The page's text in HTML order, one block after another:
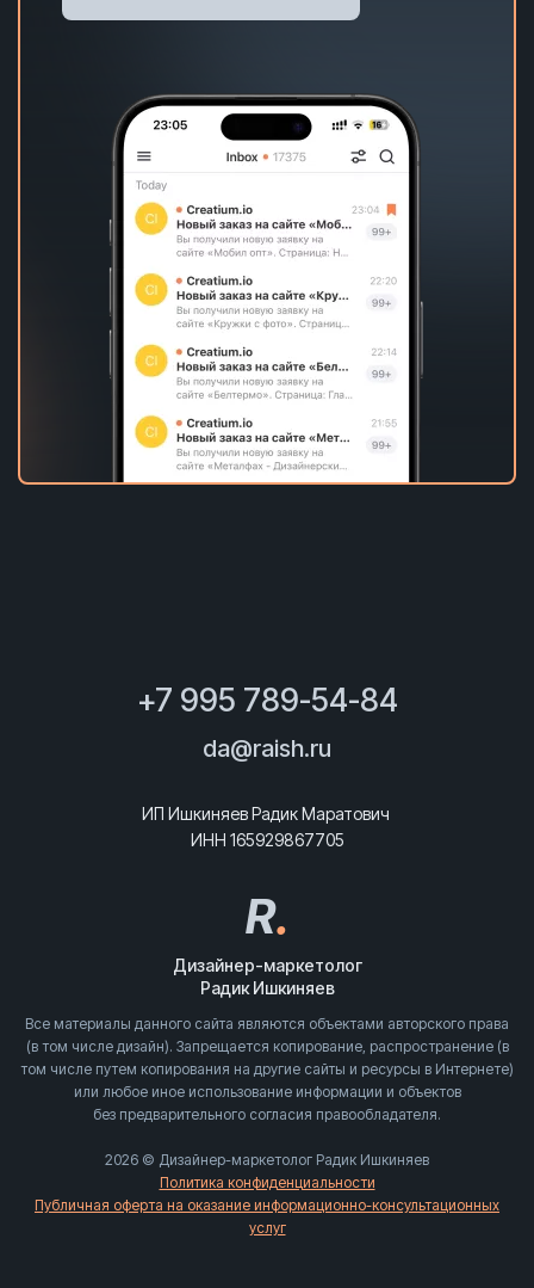
+7 995 789-54-84
da@raish.ru
ИП Ишкиняев Радик Маратович
ИНН 165929867705
R.
Дизайнер-маркетолог
Радик Ишкиняев
Все материалы данного сайта являются объектами авторского права
(в том числе дизайн). Запрещается копирование, распространение (в
том числе путем копирования на другие сайты и ресурсы в Интернете)
или любое иное использование информации и объектов
без предварительного согласия правообладателя.
2026 © Дизайнер-маркетолог Радик Ишкиняев
Политика конфиденциальности
Публичная оферта на оказание информационно-консультационных
услуг